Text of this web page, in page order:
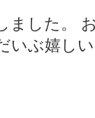
ました。
いぶ嬉し